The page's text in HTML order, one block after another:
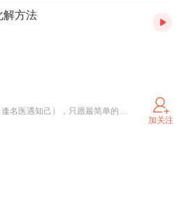
不足，心神特别灵，眼睛就有精
都归功于背后肝肾的推背力。
解方法
我是冯名雨（笔名，逢名医遇知己），只愿最简单的方法，帮助更多的知己。有问题大家可以私信我
加关注